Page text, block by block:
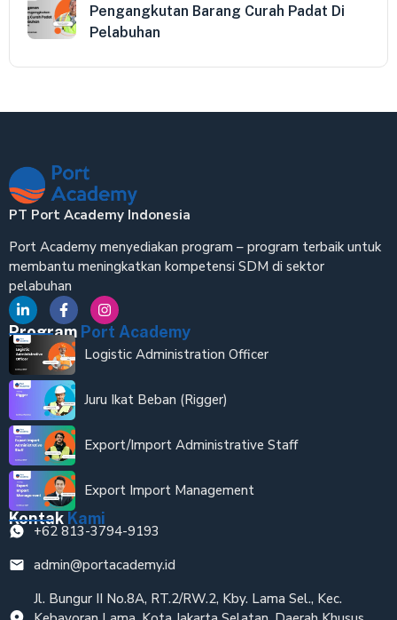
Pengangkutan Barang Curah Padat Di
Pelabuhan
PT Port Academy Indonesia
Port Academy menyediakan program – program terbaik untuk
membantu meningkatkan kompetensi SDM di sektor
pelabuhan
Program Port Academy
Logistic Administration Officer
Juru Ikat Beban (Rigger)
Export/Import Administrative Staff
Export Import Management
Kontak Kami
+62 813-3794-9193
admin@portacademy.id
Jl. Bungur II No.8A, RT.2/RW.2, Kby. Lama Sel., Kec.